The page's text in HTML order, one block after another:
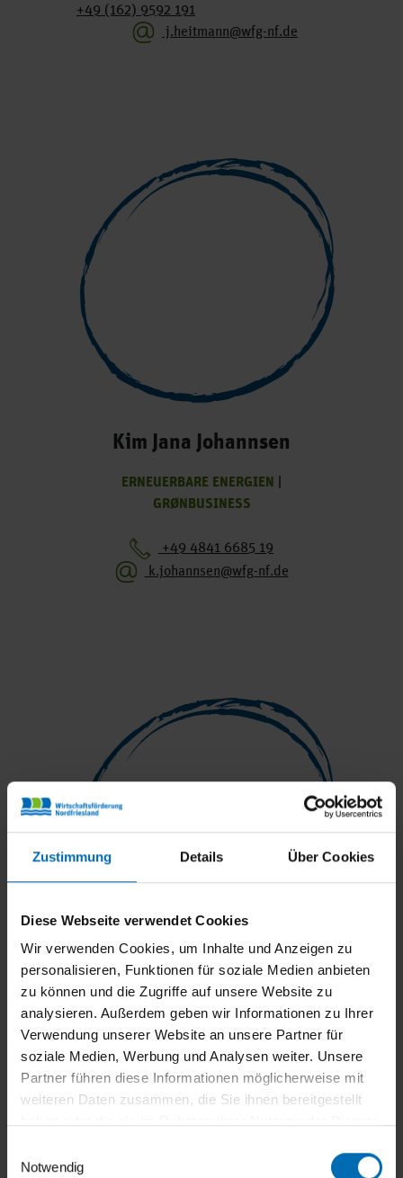
Zustimmung Details Über Cookies
Diese Webseite verwendet Cookies
Wir verwenden Cookies, um Inhalte und Anzeigen zu
personalisieren, Funktionen für soziale Medien anbieten
zu können und die Zugriffe auf unsere Website zu
analysieren. Außerdem geben wir Informationen zu Ihrer
Verwendung unserer Website an unsere Partner für
soziale Medien, Werbung und Analysen weiter. Unsere
Partner führen diese Informationen möglicherweise mit
weiteren Daten zusammen, die Sie ihnen bereitgestellt
Notwendig
+49 (162) 9592 191
j.heitmann@wfg-nf.de
Kim Jana Johannsen
ERNEUERBARE ENERGIEN |
GRØNBUSINESS
+49 4841 6685 19
k.johannsen@wfg-nf.de
Martina Johannsen
ERNEUERBARE ENERGIEN|ENERGIEKÜSTE|
BUSINESS DE/DK
+49 4841 6685 28